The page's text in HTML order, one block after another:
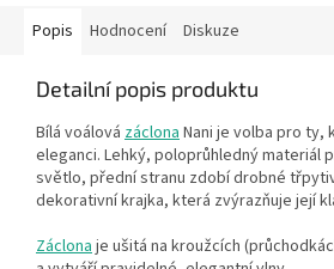
Popis Hodnocení Diskuze
Detailní popis produktu
Bílá voálová záclonaNani je volba pro ty,
eleganci. Lehký, poloprůhledný materiál
světlo, přední stranu zdobí drobné
dekorativní krajka, která zvýrazňuje její
Záclonaje ušitá na kroužcích